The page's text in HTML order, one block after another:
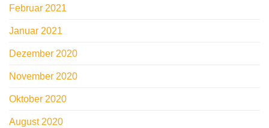
Februar 2021
Januar 2021
Dezember 2020
November 2020
Oktober 2020
August 2020